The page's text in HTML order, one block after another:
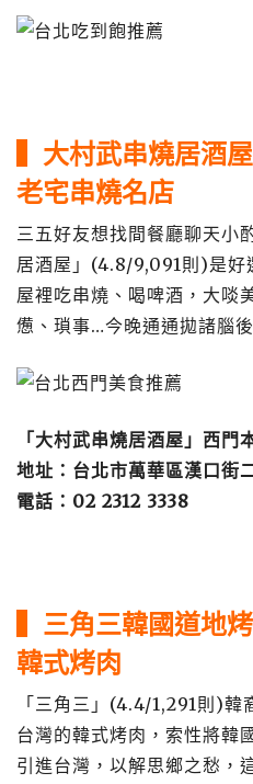
▍大村武串燒居酒屋
老宅串燒名店
三五好友想找間餐廳聊天小
居酒屋」(4.8/9,091則)是好
屋裡吃串燒、喝啤酒，大啖
憊、瑣事…今晚通通拋諸腦後
「大村武串燒居酒屋」西門
地址：台北市萬華區漢口街
電話：02 2312 3338
▍三角三韓國道地烤
韓式烤肉
「三角三」(4.4/1,291則)
台灣的韓式烤肉，索性將韓
引進台灣，以解思鄉之愁，